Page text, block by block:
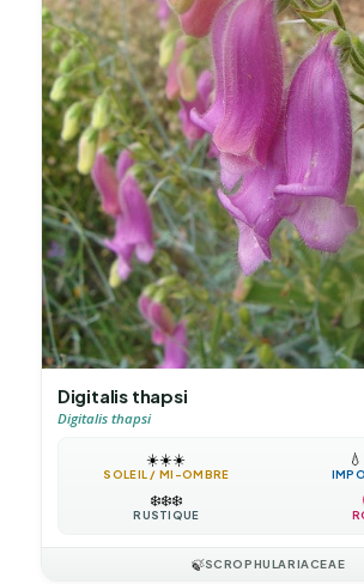
Digitalis thapsi
Digitalis thapsi
☀️☀️☀️
SOLEIL / MI-OMBRE
💧
❄️❄️❄️
RUSTIQUE
🍃SCROPHULARIACEAE